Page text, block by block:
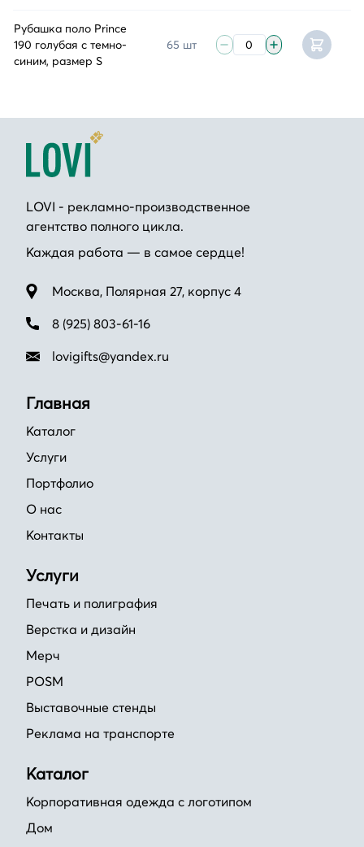
Рубашка поло Prince
190 голубая с темно-
синим, размер S
65 шт
LOVI - рекламно-производственное
агентство полного цикла.
Каждая работа — в самое сердце!
Москва, Полярная 27, корпус 4
8 (925) 803-61-16
lovigifts@yandex.ru
Главная
Каталог
Услуги
Портфолио
О нас
Контакты
Услуги
Печать и полиграфия
Верстка и дизайн
Мерч
POSM
Выставочные стенды
Реклама на транспорте
Каталог
Корпоративная одежда с логотипом
Дом